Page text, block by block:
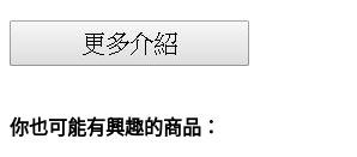
你也可能有興趣的商品：